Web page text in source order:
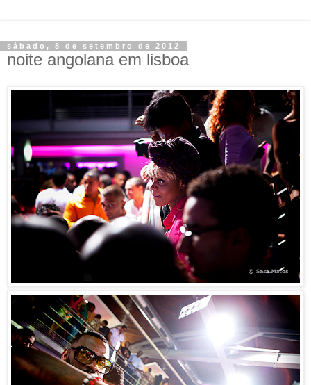
sábado, 8 de setembro de 2012
noite angolana em lisboa